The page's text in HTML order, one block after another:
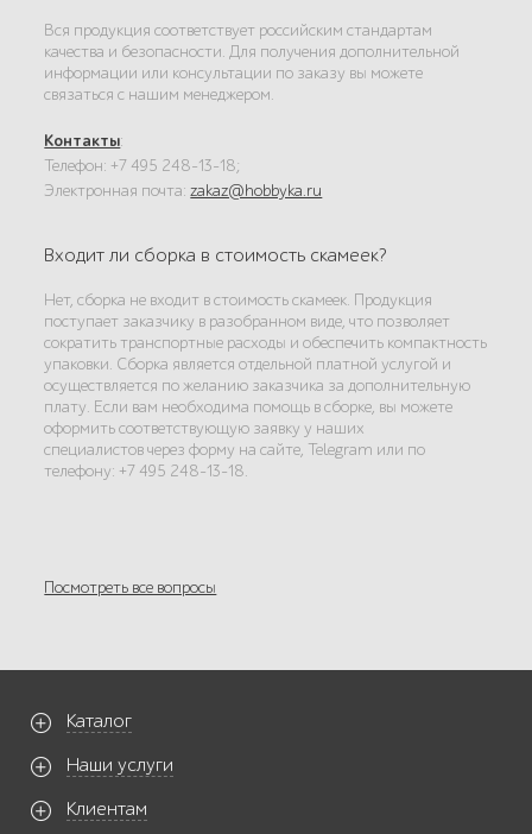
Вся продукция соответствует российским стандартам
качества и безопасности. Для получения дополнительной
информации или консультации по заказу вы можете
связаться с нашим менеджером.
Контакты:
Телефон: +7 495 248-13-18;
Электронная почта:zakaz@hobbyka.ru
Входит ли сборка в стоимость скамеек?
Нет, сборка не входит в стоимость скамеек. Продукция
поступает заказчику в разобранном виде, что позволяет
сократить транспортные расходы и обеспечить компактность
упаковки. Сборка является отдельной платной услугой и
осуществляется по желанию заказчика за дополнительную
плату. Если вам необходима помощь в сборке, вы можете
оформить соответствующую заявку у наших
специалистов через форму на сайте, Telegram или по
телефону: +7 495 248-13-18.
Посмотреть все вопросы
Каталог
Наши услуги
Клиентам